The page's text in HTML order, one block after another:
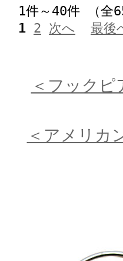
1件～40件 （
1 2 次へ 最後
＜フックピ
＜アメリカ